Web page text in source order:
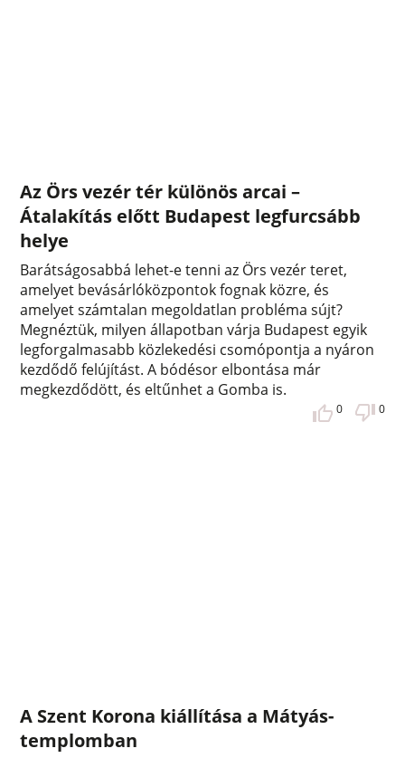
Az Örs vezér tér különös arcai –
Átalakítás előtt Budapest legfurcsább
helye
Barátságosabbá lehet-e tenni az Örs vezér teret,
amelyet bevásárlóközpontok fognak közre, és
amelyet számtalan megoldatlan probléma sújt?
Megnéztük, milyen állapotban várja Budapest egyik
legforgalmasabb közlekedési csomópontja a nyáron
kezdődő felújítást. A bódésor elbontása már
megkezdődött, és eltűnhet a Gomba is.
0 0
A Szent Korona kiállítása a Mátyás-
templomban